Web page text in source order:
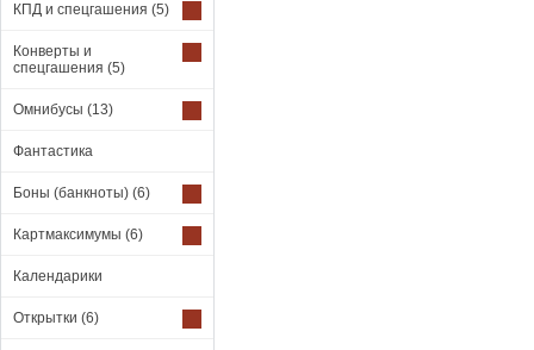
КПД и спецгашения (5)
Конверты и
спецгашения (5)
Омнибусы (13)
Фантастика
Боны (банкноты) (6)
Картмаксимумы (6)
Календарики
Открытки (6)